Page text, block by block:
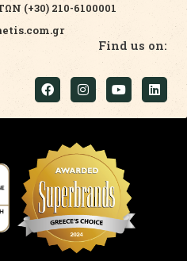
210-6100001
Find us on: